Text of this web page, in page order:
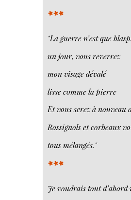
***
"La guerre n’est que
un jour, vous reverrez
mon visage dévalé
lisse comme la pierre
Et vous serez à nouveau
Rossignols et corbeaux
tous mélangés."
***
Je voudrais tout